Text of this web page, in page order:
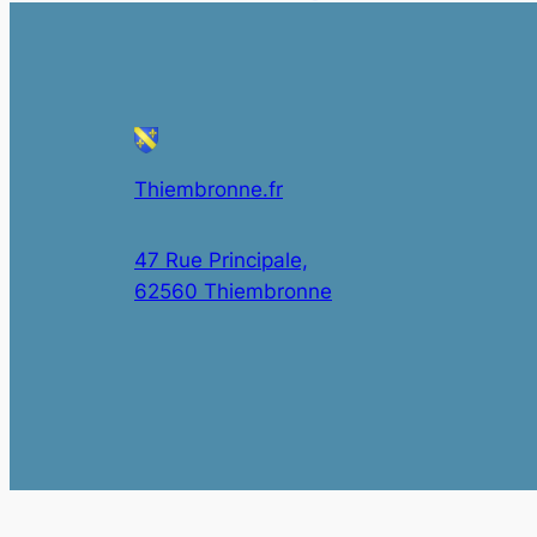
Thiembronne.fr
47 Rue Principale,
62560 Thiembronne